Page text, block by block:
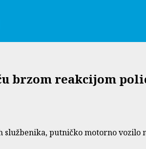
brzom reakcijom
putničko motorno vozilo